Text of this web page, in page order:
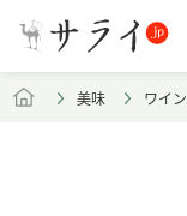
美味 ワイン